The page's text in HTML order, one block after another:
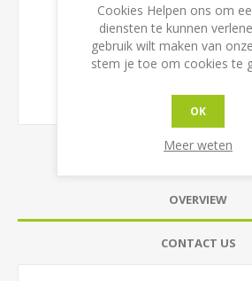
OVERVIEW
CONTACT US
Cookies Helpen ons om
diensten te kunnen
gebruik wilt maken van
stem je toe om cookies te
OK
Meer weten